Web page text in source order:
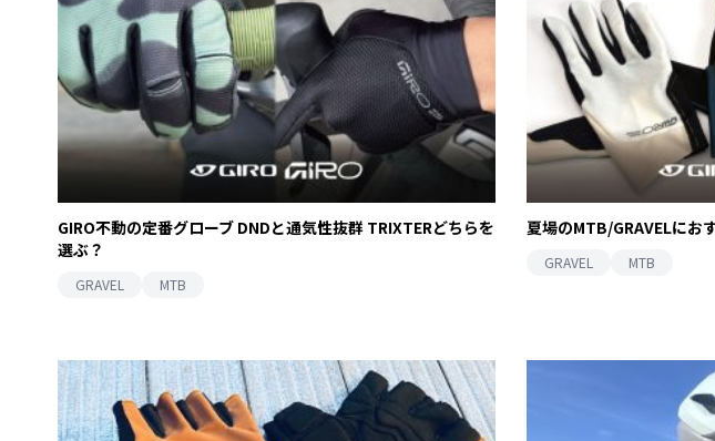
GIRO不動の定番グローブ DNDと通気性抜群 TRIXTERどちらを
選ぶ？
GRAVEL MTB
夏場のMTB/GRAVELにお
GRAVEL MTB